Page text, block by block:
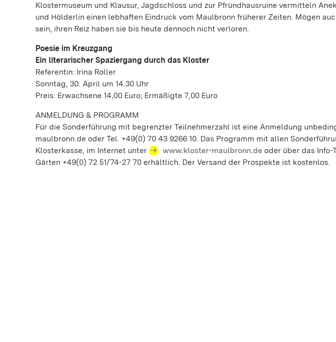
Klostermuseum und Klausur, Jagdschloss und zur Pfründhausruine vermitteln
und Hölderlin einen lebhaften Eindruck vom Maulbronn früherer Zeiten. Mögen
sein, ihren Reiz haben sie bis heute dennoch nicht verloren.
Poesie im Kreuzgang
Ein literarischer Spaziergang durch das Kloster
Referentin: Irina Roller
Sonntag, 30. April um 14.30 Uhr
Preis: Erwachsene 14,00 Euro; Ermäßigte 7,00 Euro
ANMELDUNG & PROGRAMM
Für die Sonderführung mit begrenzter Teilnehmerzahl ist eine Anmeldung
maulbronn.de oder Tel. +49(0) 70 43 9266 10. Das Programm mit allen
Klosterkasse, im Internet unter
www.kloster-maulbronn.de oder über das Info-
Gärten +49(0) 72 51/74-27 70 erhältlich. Der Versand der Prospekte ist kostenlos.